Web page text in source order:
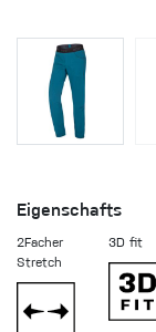
Eigenschafts
2Facher
Stretch
3D fit